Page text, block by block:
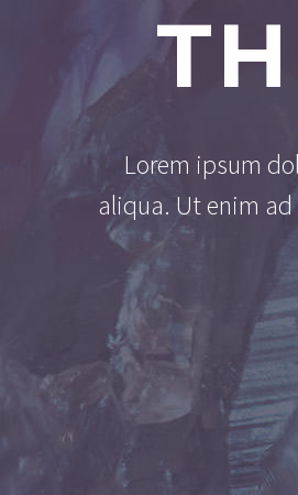
Lorem ipsum
aliqua. Ut enim